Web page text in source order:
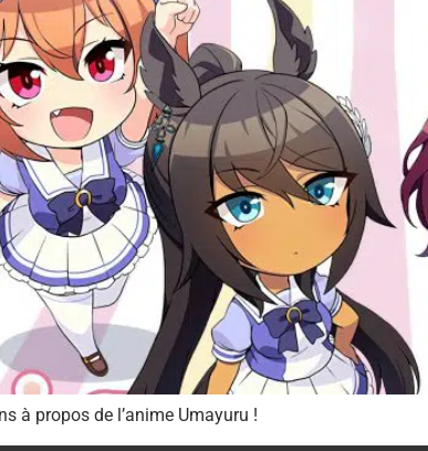
à propos de l’anime Umayuru !